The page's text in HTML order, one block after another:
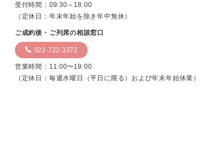
受付時間：09:30～18:00
（定休日：年末年始を除き年中無休）
ご成約後・ご列席の相談窓口
022-722-3372
営業時間：11:00〜19:00
（定休日：毎週水曜日（平日に限る）および年末年始休業）